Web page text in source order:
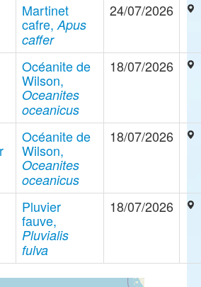
Martinet
cafre,Apus
caffer
24/07/2026
Océanite de
Wilson,
Oceanites
oceanicus
18/07/2026
Océanite de
Wilson,
Oceanites
oceanicus
18/07/2026
Pluvier
fauve,
Pluvialis
fulva
18/07/2026